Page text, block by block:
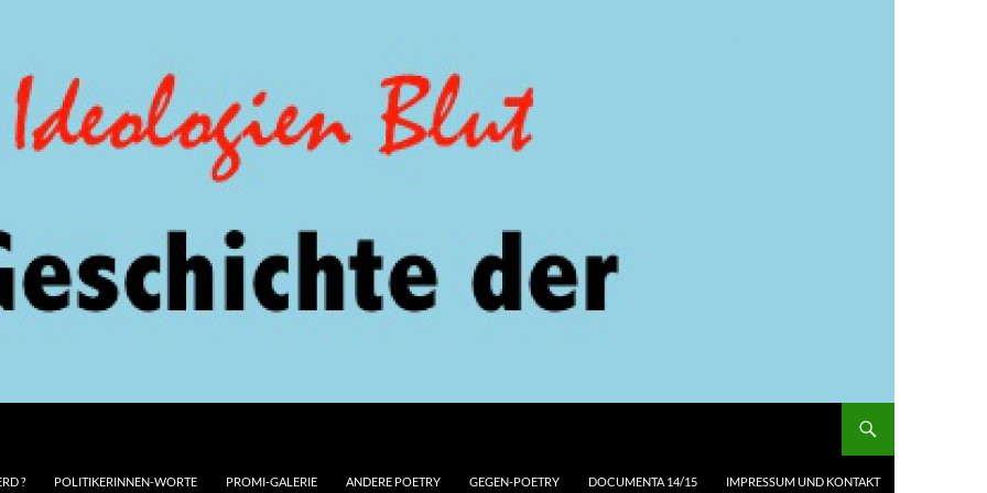
? POLITIKERINNEN-WORTE PROMI-GALERIE ANDERE POETRY GEGEN-POETRY DOCUMENTA 14/15 IMPRESSUM UND KONTAKT